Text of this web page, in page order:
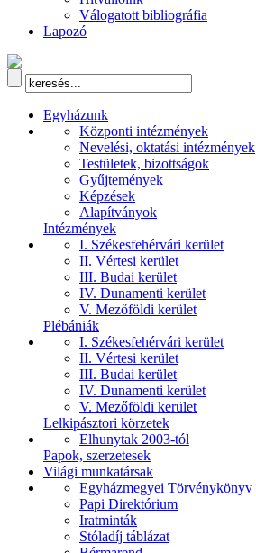
Válogatott bibliográfia
Lapozó
Egyházunk
Központi intézmények
Nevelési, oktatási intézmények
Testületek, bizottságok
Gyűjtemények
Képzések
Alapítványok
Intézmények
I. Székesfehérvári kerület
II. Vértesi kerület
III. Budai kerület
IV. Dunamenti kerület
V. Mezőföldi kerület
Plébániák
I. Székesfehérvári kerület
II. Vértesi kerület
III. Budai kerület
IV. Dunamenti kerület
V. Mezőföldi kerület
Lelkipásztori körzetek
Elhunytak 2003-tól
Papok, szerzetesek
Világi munkatársak
Egyházmegyei Törvénykönyv
Papi Direktórium
Iratminták
Stóladíj táblázat